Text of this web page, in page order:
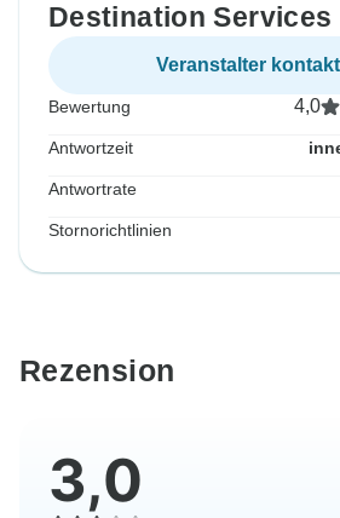
Destination Services
Veranstalter
Bewertung 4,0
Antwortzeit
Antwortrate
Stornorichtlinien
Rezension
3,0